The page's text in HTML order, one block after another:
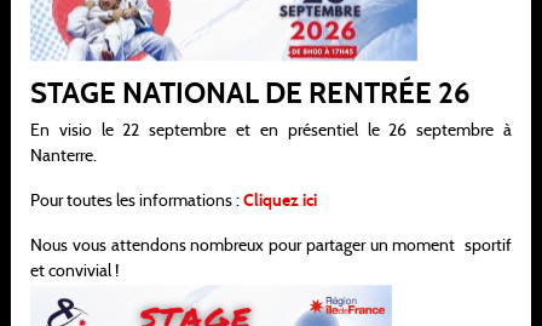
Ligue Ile-de-France de judo, jujitsu, kendo et disciplines associées
Siège social : 21 / 25 avenue de la Porte de Châtillon 75014 PARIS
Bureau : 138 rue Salvador Allende 92000 NANTERRE
Horaires d'ouvertures :
STAGE NATIONAL DE RENTRÉE 26
En visio le 22 septembre et en présentiel le 26 septembre à
Nanterre.
Pour toutes les informations : Cliquez ici
Nous vous attendons nombreux pour partager un moment sportif
et convivial !